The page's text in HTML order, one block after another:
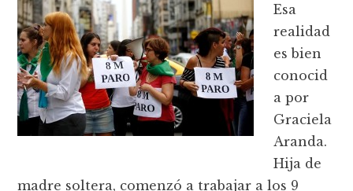
Esa
realidad
es bien
conocid
a por
Graciela
Aranda.
Hija de
madre soltera, comenzó a trabajar a los 9